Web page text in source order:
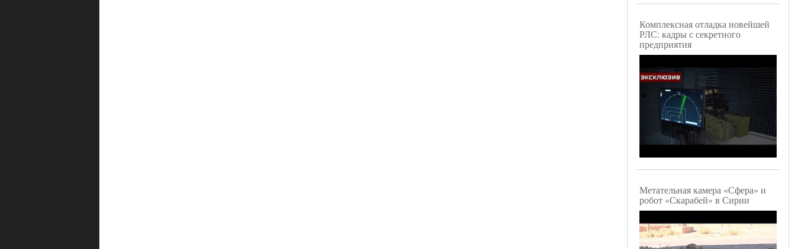
Комплексная отладка новейшей
РЛС: кадры с секретного
предприятия
Метательная камера «Сфера» и
робот «Скарабей» в Сирии